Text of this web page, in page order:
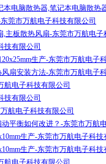
本电脑散热器,笔记本电脑散热
莞市万航电子科技有限公司
,主板散热风扇-东莞市万航电子
技有限公司
生产-东莞市万航电子
扇安装方法-东莞市万航电子
航电子科技有限公司
技有限公司
航电子科技有限公司
平衡如何改进？-东莞市万航
生产-东莞市万航电子科
生产-东莞市万航电子科
航电子科技有限公司